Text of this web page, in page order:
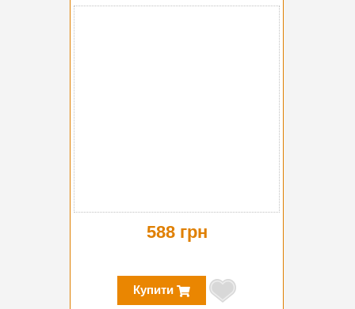
588 грн
Купити